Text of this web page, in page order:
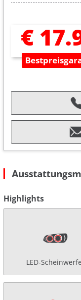
€
Highlights
LED-